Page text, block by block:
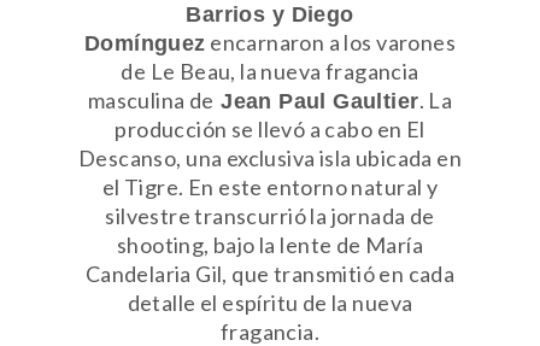
Barrios y Diego
Domínguez encarnaron a los varones
de Le Beau, la nueva fragancia
masculina de Jean Paul Gaultier. La
producción se llevó a cabo en El
Descanso, una exclusiva isla ubicada en
el Tigre. En este entorno natural y
silvestre transcurrió la jornada de
shooting, bajo la lente de María
Candelaria Gil, que transmitió en cada
detalle el espíritu de la nueva
fragancia.